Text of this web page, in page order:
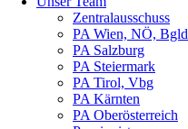
Zentralausschuss
PA Wien, NÖ, Bgld
PA Salzburg
PA Steiermark
PA Tirol, Vbg
PA Kärnten
PA Oberösterreich